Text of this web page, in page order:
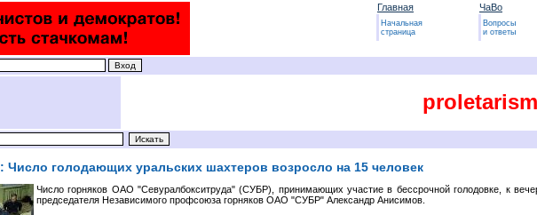
Главная
Начальная
страница
ЧаВо
Вопросы
и ответы
: Число голодающих уральских шахтеров возросло на 15 человек
Число горняков ОАО "Севуралбокситруда" (СУБР), принимающих участие в бессрочной голодовке, к
председателя Независимого профсоюза горняков ОАО "СУБР" Александр Анисимов.